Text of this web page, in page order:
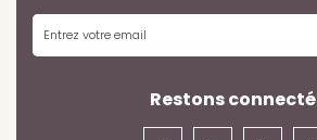
Restons connecté